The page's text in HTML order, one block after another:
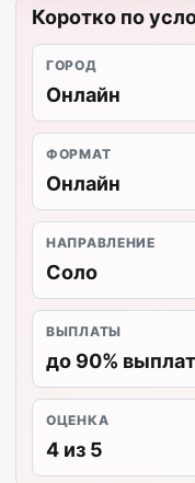
Коротко по
ГОРОД
Онлайн
ФОРМАТ
Онлайн
НАПРАВЛЕНИЕ
Соло
ВЫПЛАТЫ
до 90% выплат
ОЦЕНКА
4 из 5